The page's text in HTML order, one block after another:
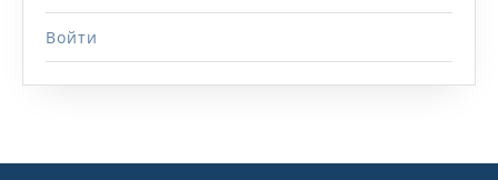
Войти